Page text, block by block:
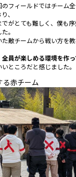
フィールドではチーム
、
がとても難しく、僕も
。
敵チームから戦い方を
員が楽しめる環境を作
ところだと感じました。
赤チーム